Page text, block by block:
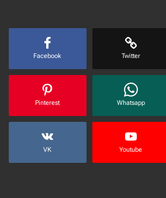
Facebook Twitter
Pinterest Whatsapp
VK Youtube